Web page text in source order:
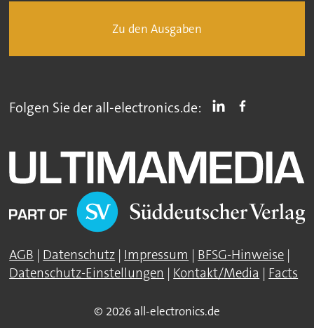
Zu den Ausgaben
Folgen Sie der all-electronics.de:
AGB | Datenschutz | Impressum | BFSG-Hinweise |
Datenschutz-Einstellungen | Kontakt/Media | Facts
© 2026 all-electronics.de